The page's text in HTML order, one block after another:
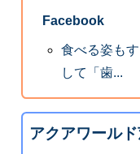
Facebook
食べる姿も
して「歯...
アクアワール